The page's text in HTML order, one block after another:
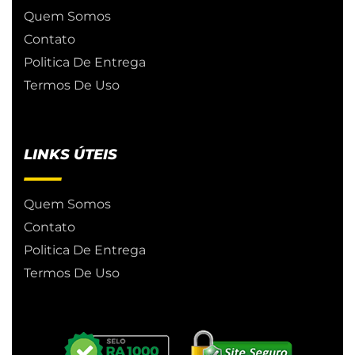
Quem Somos
Contato
Politica De Entrega
Termos De Uso
LINKS ÚTEIS
Quem Somos
Contato
Politica De Entrega
Termos De Uso